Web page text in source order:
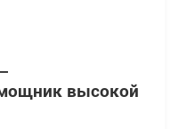
высокой